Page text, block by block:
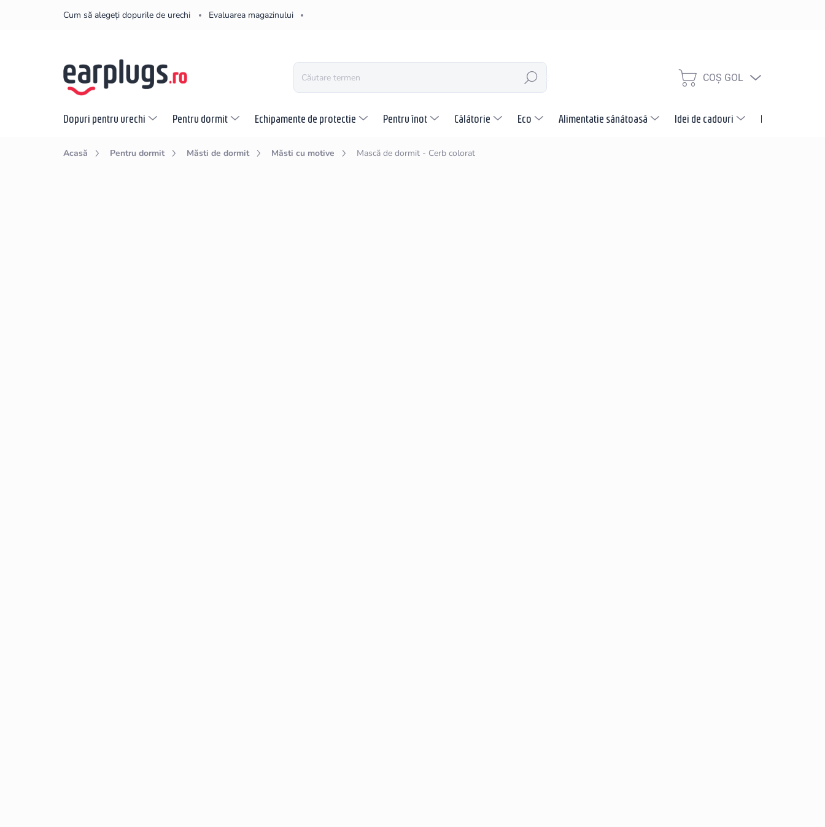
Cum să alegeți dopurile de urechi Evaluarea magazinului
CĂUTARE
COŞ
COŞ GOL
Dopuri pentru urechi Pentru dormit Echipamente de protectie Pentru înot Călătorie Eco Alimentatie sănătoasă Idei de cadouri Promotii
Acasă Pentru dormit Măsti de dormit Măsti cu motive Mască de dormit - Cerb colorat